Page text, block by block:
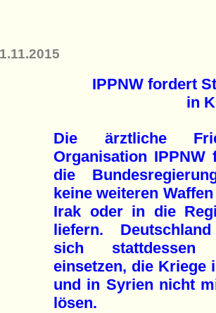
1.11.2015
IPPNW fordert
in
Die ärztliche
Organisation IPPNW
die
keine weiteren
Irak oder in die
liefern.
sich stattdessen
einsetzen, die Kriege
und in Syrien nicht
lösen.